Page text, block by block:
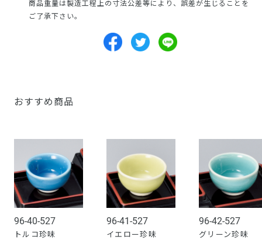
商品重量は製造工程上の寸法公差等により、誤差が生じることを
ご了承下さい。
おすすめ商品
96-40-527
トルコ珍味
96-41-527
イエロー珍味
96-42-527
グリーン珍味